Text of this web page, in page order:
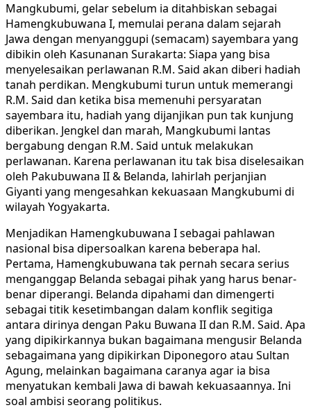
Mangkubumi, gelar sebelum ia ditahbiskan sebagai
Hamengkubuwana I, memulai perana dalam sejarah
Jawa dengan menyanggupi (semacam) sayembara yang
dibikin oleh Kasunanan Surakarta: Siapa yang bisa
menyelesaikan perlawanan R.M. Said akan diberi hadiah
tanah perdikan. Mengkubumi turun untuk memerangi
R.M. Said dan ketika bisa memenuhi persyaratan
sayembara itu, hadiah yang dijanjikan pun tak kunjung
diberikan. Jengkel dan marah, Mangkubumi lantas
bergabung dengan R.M. Said untuk melakukan
perlawanan. Karena perlawanan itu tak bisa diselesaikan
oleh Pakubuwana II & Belanda, lahirlah perjanjian
Giyanti yang mengesahkan kekuasaan Mangkubumi di
wilayah Yogyakarta.
Menjadikan Hamengkubuwana I sebagai pahlawan
nasional bisa dipersoalkan karena beberapa hal.
Pertama, Hamengkubuwana tak pernah secara serius
menganggap Belanda sebagai pihak yang harus benar-
benar diperangi. Belanda dipahami dan dimengerti
sebagai titik kesetimbangan dalam konflik segitiga
antara dirinya dengan Paku Buwana II dan R.M. Said. Apa
yang dipikirkannya bukan bagaimana mengusir Belanda
sebagaimana yang dipikirkan Diponegoro atau Sultan
Agung, melainkan bagaimana caranya agar ia bisa
menyatukan kembali Jawa di bawah kekuasaannya. Ini
soal ambisi seorang politikus.